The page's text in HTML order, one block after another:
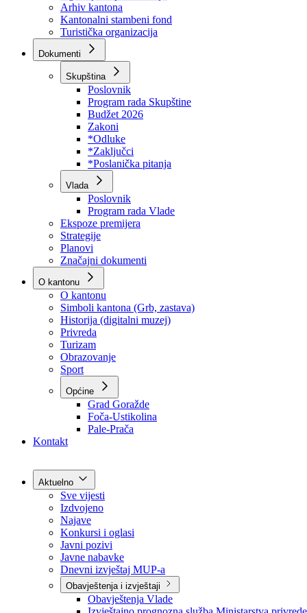
BPK šume
RTV BPK
Agencija za privatizaciju
Arhiv kantona
Kantonalni stambeni fond
Turistička organizacija
Dokumenti
Skupština
Poslovnik
Program rada Skupštine
Budžet 2026
Zakoni
*Odluke
*Zaključci
*Poslanička pitanja
Vlada
Poslovnik
Program rada Vlade
Ekspoze premijera
Strategije
Planovi
Značajni dokumenti
O kantonu
O kantonu
Simboli kantona (Grb, zastava)
Historija (digitalni muzej)
Privreda
Turizam
Obrazovanje
Sport
Općine
Kontakt
Aktuelno
Sve vijesti
Izdvojeno
Najave
Konkursi i oglasi
Javni pozivi
Javne nabavke
Dnevni izvještaj MUP-a